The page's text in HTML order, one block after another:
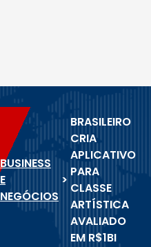
BUSINESS
E
NEGÓCIOS
>
BRASILEIRO
CRIA
APLICATIVO
PARA
CLASSE
ARTÍSTICA
AVALIADO
EM R$1BI